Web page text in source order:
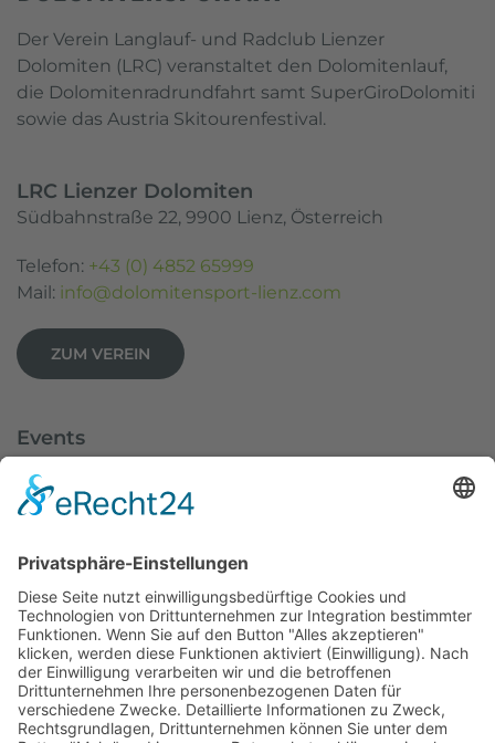
Der Verein Langlauf- und Radclub Lienzer
Dolomiten (LRC) veranstaltet den Dolomitenlauf,
die Dolomitenradrundfahrt samt SuperGiroDolomiti
sowie das Austria Skitourenfestival.
LRC Lienzer Dolomiten
Südbahnstraße 22, 9900 Lienz, Österreich
Telefon: +43 (0) 4852 65999
Mail: info@dolomitensport-lienz.com
ZUM VEREIN
Events
Dolomitenlauf
SuperGiro Dolomiti
Austria Skitourenfestival
Service
Wetter